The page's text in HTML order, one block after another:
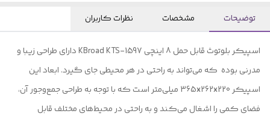
توضیحات مشخصات نظرات کاربران
اسپیکر بلوتوث قابل حمل 8 اینچی KBroad KTS-1597 دارای طراحی زیبا و
مدرنی بوده که می‌تواند به راحتی در هر محیطی جای گیرد. ابعاد این
اسپیکر 365x262x220 میلی‌متر است که با توجه به طراحی جمع‌وجور آن،
فضای کمی را اشغال می‌کند و به راحتی در محیط‌های مختلف قابل